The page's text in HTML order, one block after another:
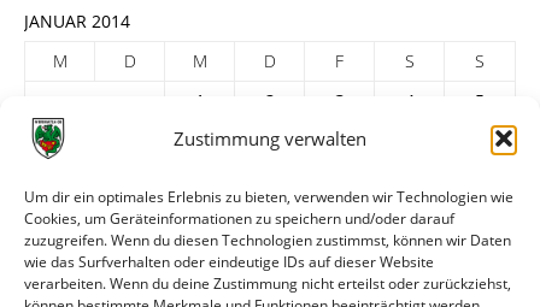
Zustimmung verwalten
Um dir ein optimales Erlebnis zu bieten, verwenden wir Technologien wie
Cookies, um Geräteinformationen zu speichern und/oder darauf
zuzugreifen. Wenn du diesen Technologien zustimmst, können wir Daten
wie das Surfverhalten oder eindeutige IDs auf dieser Website
verarbeiten. Wenn du deine Zustimmung nicht erteilst oder zurückziehst,
JANUAR 2014
M
D M D F S
S
1
2 3 4
5
6
8 9 10
20
21 22 23 24 25
27
28 29 30
31
« Dez.
Feb. »